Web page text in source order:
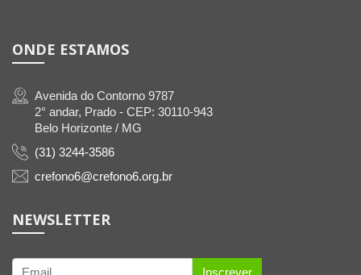
ONDE ESTAMOS
Avenida do Contorno 9787
2° andar, Prado - CEP: 30110-943
Belo Horizonte / MG
(31) 3244-3586
crefono6@crefono6.org.br
NEWSLETTER
Inscrever